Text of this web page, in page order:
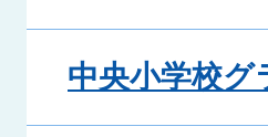
中央小学校グ